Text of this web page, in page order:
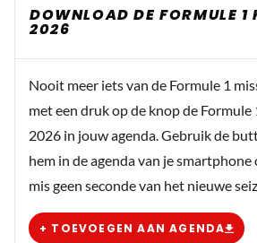
seksuele misbruik valt ook
bedreigen of vernederen van
TheRocketman
7 juli 15:51
Wel weer ‘grappig’ om te zien
commercie gaat in deze… Max
Red Bull terwijl Lando je zo te zien
DOWNLOAD DE FORMULE 1
2026
Nooit meer iets van de Formule 1
met een druk op de knop de Formule
2026 in jouw agenda. Gebruik de
hem in de agenda van je smartphone
mis geen seconde van het nieuwe
+ TOEVOEGEN AAN AGENDA